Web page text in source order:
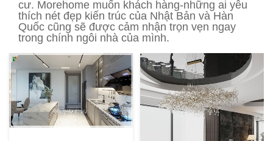
cư. Morehome muốn khách hàng-những ai yêu
thích nét đẹp kiến trúc của Nhật Bản và Hàn
Quốc cũng sẽ được cảm nhận trọn vẹn ngay
trong chính ngôi nhà của mình.